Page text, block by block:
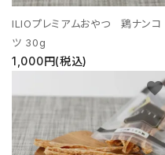
ILIOプレミアムおやつ 鶏ナンコ
ツ 30g
1,000円(税込)
favorite